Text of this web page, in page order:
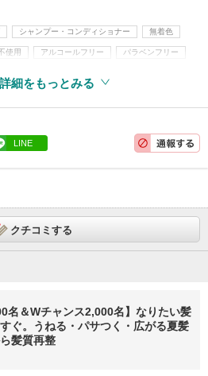
シャンプー・コンディショナー 無着色
使用 アルコールフリー パラベンフリー
細をもっとみる
LINE
クチコミする
名＆Wチャンス2,000名】なりたい髪
ぐ。うねる・パサつく・広がる夏髪
髪質再整